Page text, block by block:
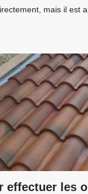
mais il est
effectuer les